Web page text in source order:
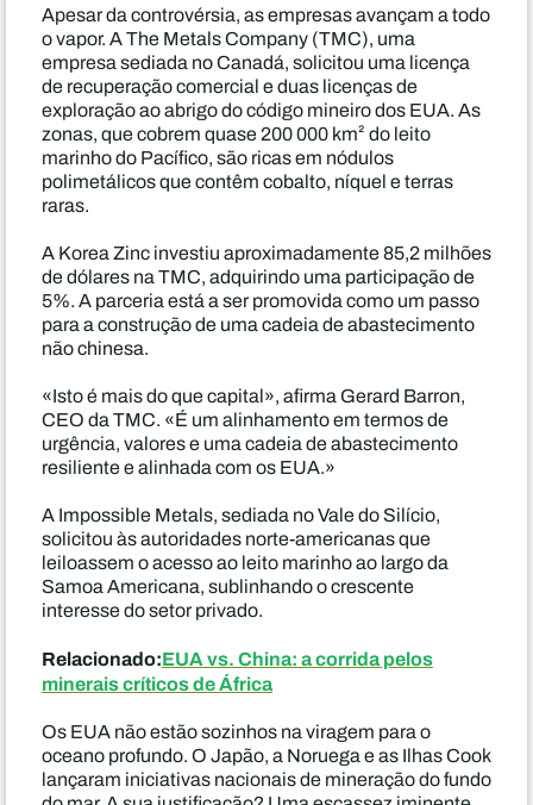
Apesar da controvérsia, as empresas avançam a todo
o vapor. A The Metals Company (TMC), uma
empresa sediada no Canadá, solicitou uma licença
de recuperação comercial e duas licenças de
exploração ao abrigo do código mineiro dos EUA. As
zonas, que cobrem quase 200 000 km² do leito
marinho do Pacífico, são ricas em nódulos
polimetálicos que contêm cobalto, níquel e terras
raras.
A Korea Zinc investiu aproximadamente 85,2 milhões
de dólares na TMC, adquirindo uma participação de
5%. A parceria está a ser promovida como um passo
para a construção de uma cadeia de abastecimento
não chinesa.
«Isto é mais do que capital», afirma Gerard Barron,
CEO da TMC. «É um alinhamento em termos de
urgência, valores e uma cadeia de abastecimento
resiliente e alinhada com os EUA.»
A Impossible Metals, sediada no Vale do Silício,
solicitou às autoridades norte-americanas que
leiloassem o acesso ao leito marinho ao largo da
Samoa Americana, sublinhando o crescente
interesse do setor privado.
Relacionado:EUA vs. China: a corrida pelos
minerais críticos de África
Os EUA não estão sozinhos na viragem para o
oceano profundo. O Japão, a Noruega e as Ilhas Cook
lançaram iniciativas nacionais de mineração do fundo